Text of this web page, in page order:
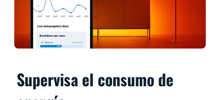
Supervisa el consumo de